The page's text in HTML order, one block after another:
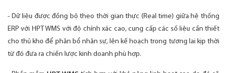
- Dữ liệu được đồng bộ theo thời gian thực (Real time) giữa hệ thống
ERP với HPT WMS với độ chính xác cao, cung cấp các số liệu cần thiết
cho thủ khođể phân bổ nhân sự, lên kế hoạch trong tương lai kịp thời
từ đó đưa ra chiến lược kinh doanh phù hợp.